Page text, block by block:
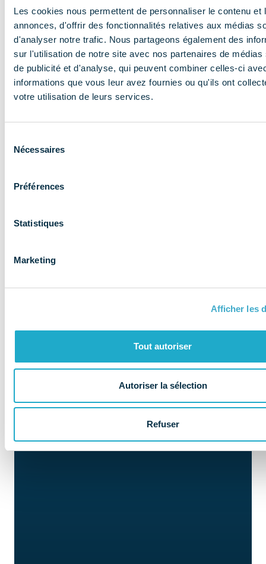
Les cookies nous permettent de personnaliser le contenu et
annonces, d'offrir des fonctionnalités relatives aux médias
d'analyser notre trafic. Nous partageons également des
sur l'utilisation de notre site avec nos partenaires de médias
de publicité et d'analyse, qui peuvent combiner celles-ci
informations que vous leur avez fournies ou qu'ils ont
votre utilisation de leurs services.
Nécessaires
Préférences
Statistiques
Marketing
Afficher les
Tout autoriser
Autoriser la sélection
Refuser
ADHÉRENT
expertise aux
entreprises et
les accompagne